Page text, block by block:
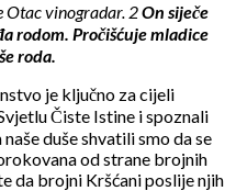
Otac vinogradar. 2On siječe
rodom. Pročišćuje mladice
roda.
je ključno za cijeli
Čiste Istine i spoznali
duše shvatili smo da se
od strane brojnih
da brojni Kršćani poslije njih